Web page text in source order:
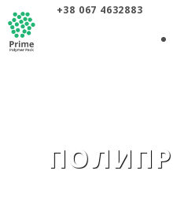
+38 067 4632883
О